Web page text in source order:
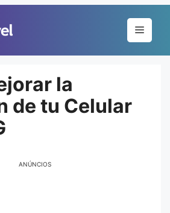
Menu
la
de tu Celular
ANÚNCIOS